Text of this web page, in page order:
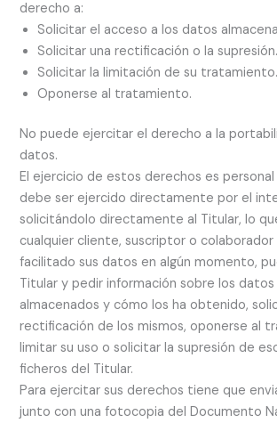
derecho a:
Solicitar el acceso a los datos
Solicitar una rectificación o la supresión.
Solicitar la limitación de su tratamiento.
Oponerse al tratamiento.
No puede ejercitar el derecho a la
datos.
El ejercicio de estos derechos es
debe ser ejercido directamente por el
solicitándolo directamente al Titular, lo
cualquier cliente, suscriptor o colaborador
facilitado sus datos en algún momento,
Titular y pedir información sobre los
almacenados y cómo los ha obtenido,
rectificación de los mismos, oponerse al
limitar su uso o solicitar la supresión de
ficheros del Titular.
Para ejercitar sus derechos tiene que
junto con una fotocopia del Documento